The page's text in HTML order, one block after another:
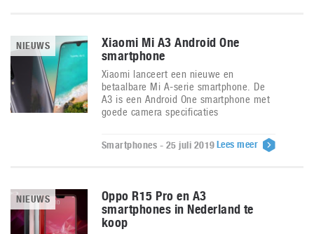
NIEUWS
Xiaomi Mi A3 Android One
smartphone
Xiaomi lanceert een nieuwe en
betaalbare Mi A-serie smartphone. De
A3 is een Android One smartphone met
goede camera specificaties
Smartphones - 25 juli 2019Lees meer
NIEUWS
Oppo R15 Pro en A3
smartphones in Nederland te
koop